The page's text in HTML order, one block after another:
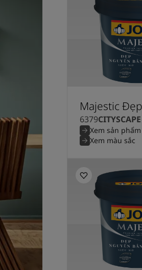
Majestic
6379CITYSCAPE
Xem sản phẩm
Xem màu sắc